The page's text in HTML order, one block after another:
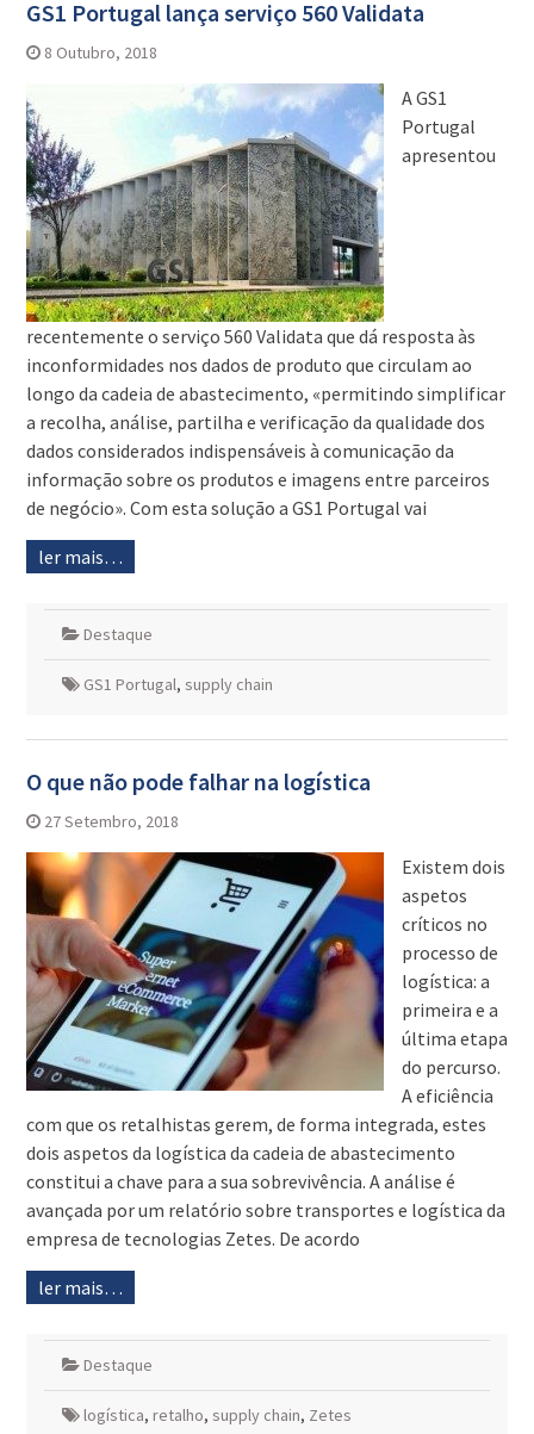
GS1 Portugal lança serviço 560 Validata
8 Outubro, 2018
A GS1
Portugal
apresentou
recentemente o serviço 560 Validata que dá resposta às
inconformidades nos dados de produto que circulam ao
longo da cadeia de abastecimento, «permitindo simplificar
a recolha, análise, partilha e verificação da qualidade dos
dados considerados indispensáveis à comunicação da
informação sobre os produtos e imagens entre parceiros
de negócio». Com esta solução a GS1 Portugal vai
ler mais…
Destaque
GS1 Portugal, supply chain
O que não pode falhar na logística
27 Setembro, 2018
Existem dois
aspetos
críticos no
processo de
logística: a
primeira e a
última etapa
do percurso.
A eficiência
com que os retalhistas gerem, de forma integrada, estes
dois aspetos da logística da cadeia de abastecimento
constitui a chave para a sua sobrevivência. A análise é
avançada por um relatório sobre transportes e logística da
empresa de tecnologias Zetes. De acordo
ler mais…
Destaque
logística, retalho, supply chain, Zetes